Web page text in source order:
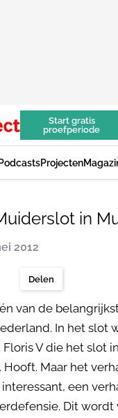
Start gratis
proefperiode
Projecten
in
2012
Delen
van de
In het slot
V die het slot
Hooft. Maar het
een
Dit wordt